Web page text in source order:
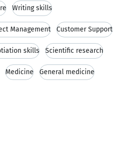
Writing skills
Management Customer Support
skills Scientific research
Medicine General medicine